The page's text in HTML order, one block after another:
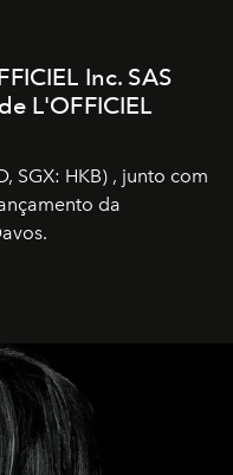
Inc. SAS
L'OFFICIEL
SGX: HKB) , junto com
da